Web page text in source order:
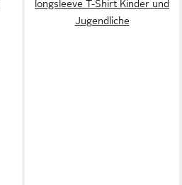
longsleeve T-Shirt Kinder und
Jugendliche